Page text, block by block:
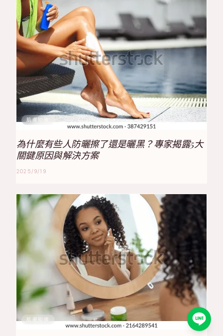
肌膚知識
為什麼有些人防曬擦了還是曬黑？專家揭露5大
關鍵原因與解決方案
2025/9/19
肌膚知識